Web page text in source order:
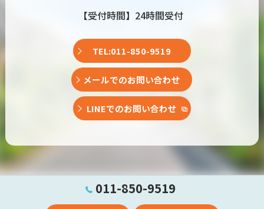
【受付時間】24時間受付
TEL:011-850-9519
メールでのお問い合わせ
LINEでのお問い合わせ
011-850-9519